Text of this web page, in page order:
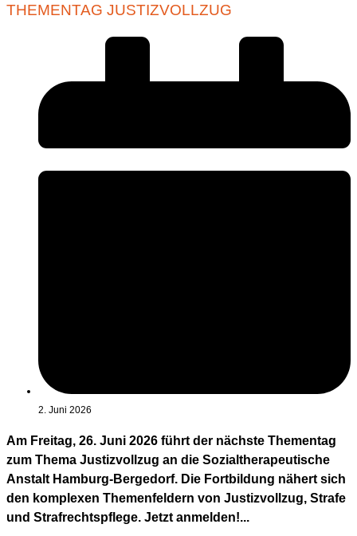
THEMENTAG JUSTIZVOLLZUG
2. Juni 2026
Am Freitag, 26. Juni 2026 führt der nächste Thementag
zum Thema Justizvollzug an die Sozialtherapeutische
Anstalt Hamburg-Bergedorf. Die Fortbildung nähert sich
den komplexen Themenfeldern von Justizvollzug, Strafe
und Strafrechtspflege. Jetzt anmelden!...